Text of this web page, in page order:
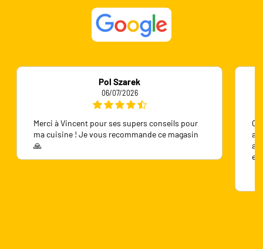
Pol Szarek
06/07/2026
Merci à Vincent pour ses supers conseils pour
ma cuisine ! Je vous recommande ce magasin
🙏